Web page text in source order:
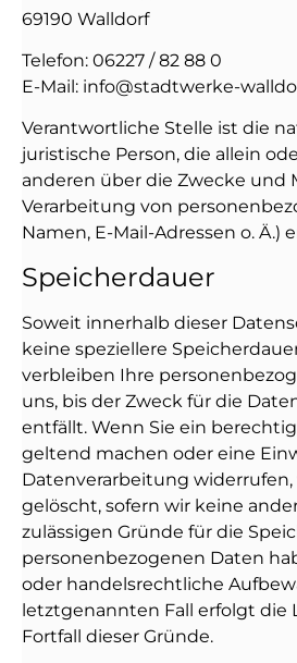
69190 Walldorf
Telefon: 06227 / 82 88 0
E-Mail: info@stadtwerke-
Verantwortliche Stelle ist die
juristische Person, die allein
anderen über die Zwecke und
Verarbeitung von
Namen, E-Mail-Adressen o. Ä.)
Speicherdauer
Soweit innerhalb dieser
keine speziellere
verbleiben Ihre
uns, bis der Zweck für die
entfällt. Wenn Sie ein
geltend machen oder eine
Datenverarbeitung
gelöscht, sofern wir keine
zulässigen Gründe für die
personenbezogenen Daten
oder handelsrechtliche
letztgenannten Fall erfolgt die
Fortfall dieser Gründe.